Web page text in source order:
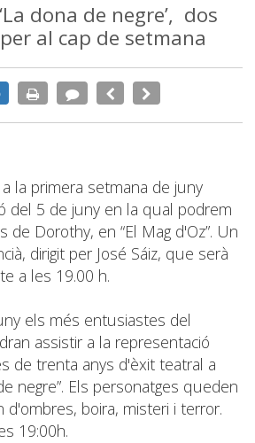
dona de negre’, dos
al cap de setmana
la primera setmana de juny
del 5 de juny en la qual podrem
de Dorothy, en “El Mag d'Oz”. Un
dirigit per José Sáiz, que serà
a les 19.00 h.
els més entusiastes del
assistir a la representació
de trenta anys d'èxit teatral a
negre”. Els personatges queden
boira, misteri i terror.
19:00h.